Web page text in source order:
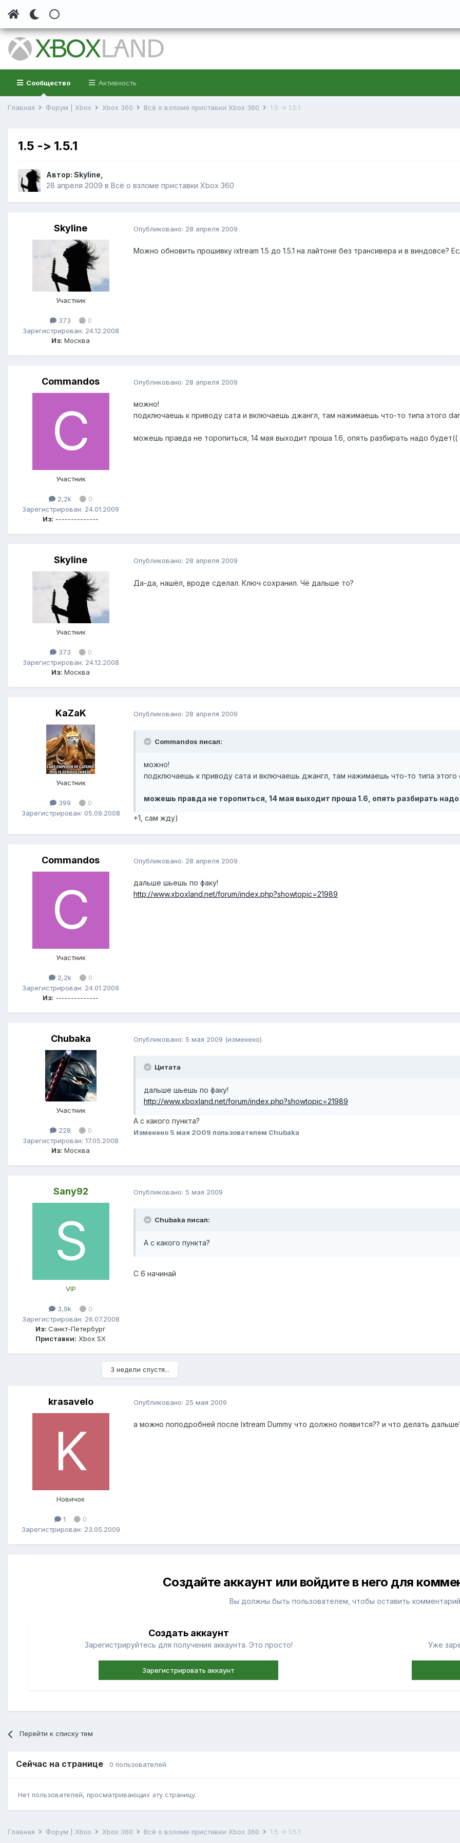
Сообщество Активность
Главная Форум | Xbox Xbox 360 Всё о взломе приставки Xbox 360 1.5 -> 1.5.1
1.5 -> 1.5.1
Автор: Skyline
28 апреля 2009 в Всё о взломе приставки Xbox 360
Skyline
Участник
373
0
Зарегистрирован: 24.12.2008
Из: Москва
Опубликовано: 28 апреля 2009
Можно обновить прошивку ixtream 1.5 до 1.5.1 на лайтоне без трансивера и в виндовсе?
Commandos
Участник
2,2k
0
Зарегистрирован: 24.01.2009
Из: --------------
Опубликовано: 28 апреля 2009
можно!
подключаешь к приводу сата и включаешь джангл, там нажимаешь что-то типа этого
можешь правда не торопиться, 14 мая выходит проша 1.6, опять разбирать надо будет((
Skyline
Участник
373
0
Зарегистрирован: 24.12.2008
Из: Москва
Опубликовано: 28 апреля 2009
Да-да, нашёл, вроде сделал. Ключ сохранил. Чё дальше то?
KaZaK
Участник
399
0
Зарегистрирован: 05.09.2008
Опубликовано: 28 апреля 2009
Commandos писал:
можно!
подключаешь к приводу сата и включаешь джангл, там нажимаешь что-то типа этого
можешь правда не торопиться, 14 мая выходит проша 1.6, опять разбирать надо
+1, сам жду)
Commandos
Участник
2,2k
0
Зарегистрирован: 24.01.2009
Из: --------------
Опубликовано: 28 апреля 2009
дальше шьешь по факу!
http://www.xboxland.net/forum/index.php?showtopic=21989
Chubaka
Участник
228
0
Зарегистрирован: 17.05.2008
Из: Москва
Опубликовано: 5 мая 2009 (изменено)
Цитата
дальше шьешь по факу!
http://www.xboxland.net/forum/index.php?showtopic=21989
А с какого пункта?
Изменено 5 мая 2009 пользователем Chubaka
Sany92
VIP
3,9k
0
Зарегистрирован: 26.07.2008
Из: Санкт-Петербург
Приставки: Xbox SX
Опубликовано: 5 мая 2009
Chubaka писал:
А с какого пункта?
С 6 начинай
3 недели спустя...
krasavelo
Новичок
1
0
Зарегистрирован: 23.05.2009
Опубликовано: 25 мая 2009
а можно поподробней после Ixtream Dummy что должно появится?? и что делать
Создайте аккаунт или войдите в него для
Вы должны быть пользователем, чтобы оставить комментарий
Создать аккаунт
Зарегистрируйтесь для получения аккаунта. Это просто!
Зарегистрировать аккаунт
Уже
Перейти к списку тем
Сейчас на странице 0 пользователей
Нет пользователей, просматривающих эту страницу.
Главная Форум | Xbox Xbox 360 Всё о взломе приставки Xbox 360 1.5 -> 1.5.1